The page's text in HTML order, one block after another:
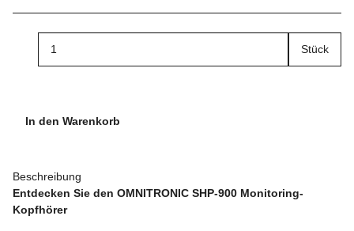
Stück
In den Warenkorb
Beschreibung
Entdecken Sie den OMNITRONIC SHP-900 Monitoring-
Kopfhörer